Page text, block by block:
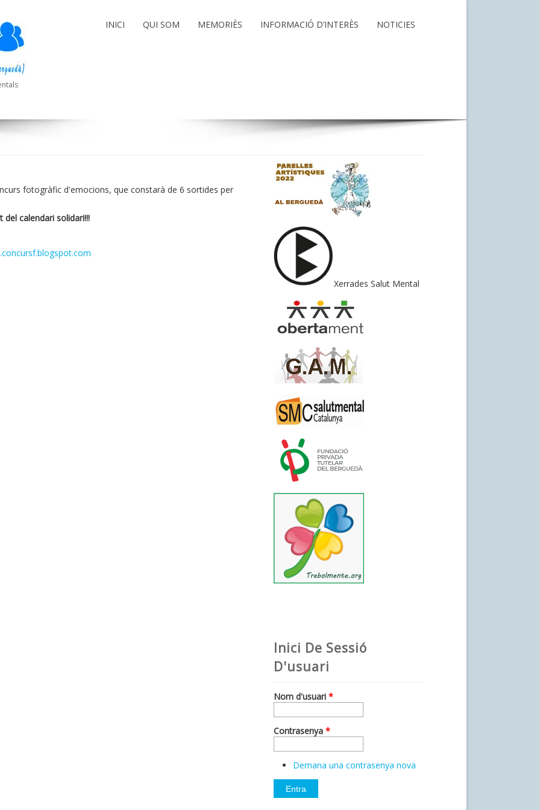
INICI QUI SOM MEMORIÈS INFORMACIÓ D’INTERÈS NOTICIES
fotogràfic d'emocions, que constarà de 6 sortides per
calendari solidari!!!
Xerrades Salut Mental
Inici De Sessió
D'usuari
Nom d'usuari *
Contrasenya *
Demana una contrasenya nova